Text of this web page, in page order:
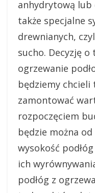
anhydrytową lub
także specjalne
drewnianych,
sucho. Decyzję
ogrzewanie
będziemy chcieli
zamontować
rozpoczęciem
będzie można
wysokość
ich
podłóg z